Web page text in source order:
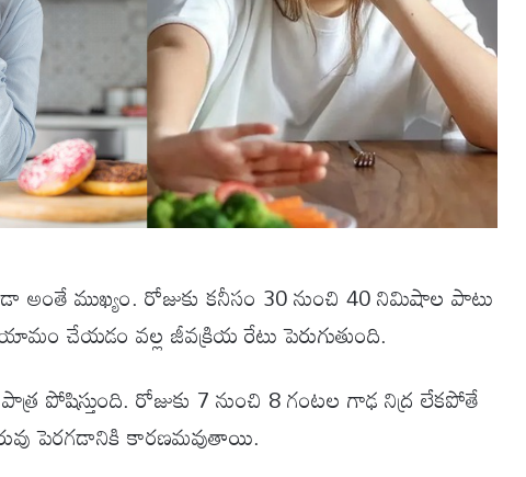
ముఖ్యం. రోజుకు కనీసం 30 నుంచి 40 నిమిషాల పాటు
చేయడం వల్ల జీవక్రియ రేటు పెరుగుతుంది.
పోషిస్తుంది. రోజుకు 7 నుంచి 8 గంటల గాఢ నిద్ర లేకపోతే
పెరగడానికి కారణమవుతాయి.